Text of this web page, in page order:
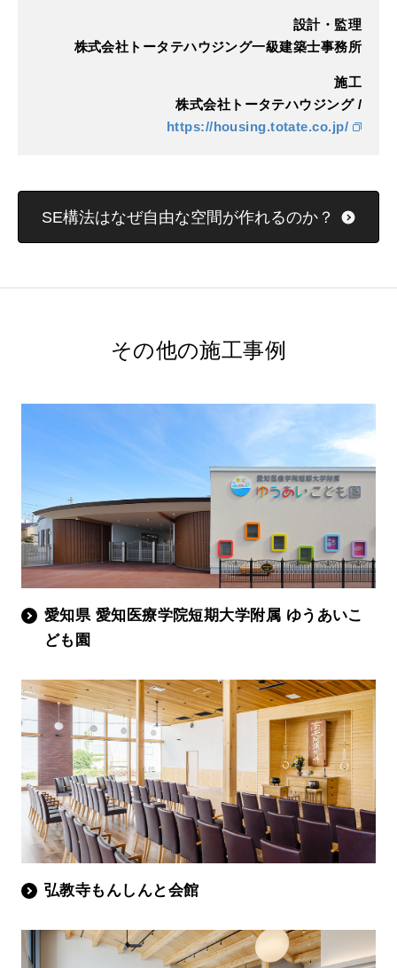
設計・監理
株式会社トータテハウジング一級建築士事務所
施工
株式会社トータテハウジング /
https://housing.totate.co.jp/
SE構法はなぜ自由な空間が作れるのか？
その他の施工事例
愛知県 愛知医療学院短期大学附属 ゆうあいこ
ども園
弘教寺もんしんと会館